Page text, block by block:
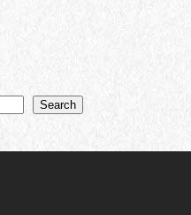
Search